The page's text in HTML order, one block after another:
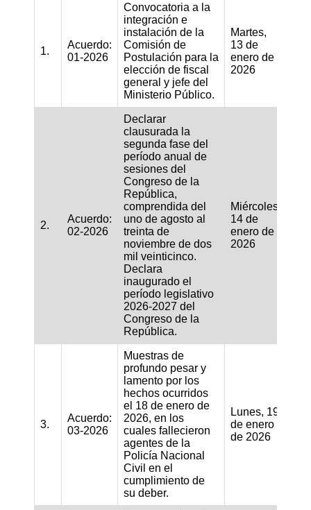
1.
Acuerdo:
01-2026
Convocatoria a la
integración e
instalación de la
Comisión de
Postulación para la
elección de fiscal
general y jefe del
Ministerio Público.
Martes,
13 de
enero de
2026
2.
Acuerdo:
02-2026
Declarar
clausurada la
segunda fase del
período anual de
sesiones del
Congreso de la
República,
comprendida del
uno de agosto al
treinta de
noviembre de dos
mil veinticinco.
Declara
inaugurado el
período legislativo
2026-2027 del
Congreso de la
República.
Miércoles,
14 de
enero de
2026
3.
Acuerdo:
03-2026
Muestras de
profundo pesar y
lamento por los
hechos ocurridos
el 18 de enero de
2026, en los
cuales fallecieron
agentes de la
Policía Nacional
Civil en el
cumplimiento de
su deber.
Lunes, 19
de enero
de 2026